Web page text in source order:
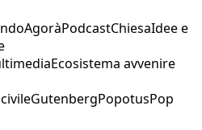
AgoràPodcastChiesaIdee e
Ecosistema avvenire
GutenbergPopotusPop